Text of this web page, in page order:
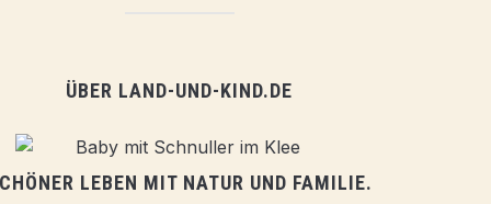
ÜBER LAND-UND-KIND.DE
LEBEN MIT NATUR UND FAMILIE.